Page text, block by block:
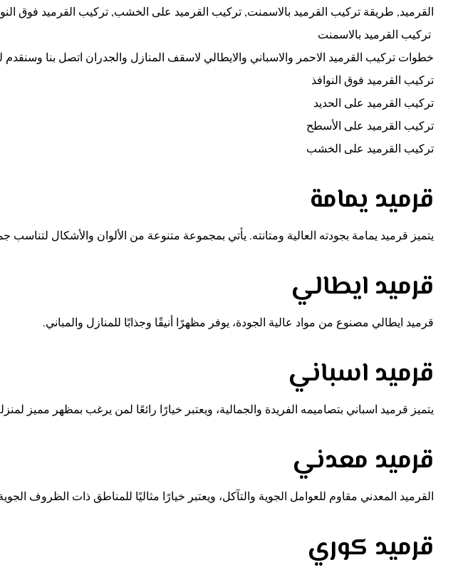
القرميد, طريقة تركيب القرميد بالاسمنت, تركيب القرميد على الخشب, تركيب القرميد فوق
تركيب القرميد بالاسمنت
خطوات تركيب القرميد الاحمر والاسباني والايطالي لاسقف المنازل والجدران اتصل بنا وسنقدم
تركيب القرميد فوق النوافذ
تركيب القرميد على الحديد
تركيب القرميد على الأسطح
تركيب القرميد على الخشب
قرميد يمامة
يتميز قرميد يمامة بجودته العالية ومتانته. يأتي بمجموعة متنوعة من الألوان والأشكال لتناسب
قرميد ايطالي
قرميد ايطالي مصنوع من مواد عالية الجودة، يوفر مظهرًا أنيقًا وجذابًا للمنازل والمباني.
قرميد اسباني
يتميز قرميد اسباني بتصاميمه الفريدة والجمالية، ويعتبر خيارًا رائعًا لمن يرغب بمظهر مميز
قرميد معدني
القرميد المعدني مقاوم للعوامل الجوية والتآكل، ويعتبر خيارًا مثاليًا للمناطق ذات الظروف
قرميد كوري